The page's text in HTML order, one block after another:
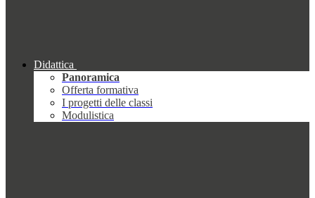
Didattica
Panoramica
Offerta formativa
I progetti delle classi
Modulistica